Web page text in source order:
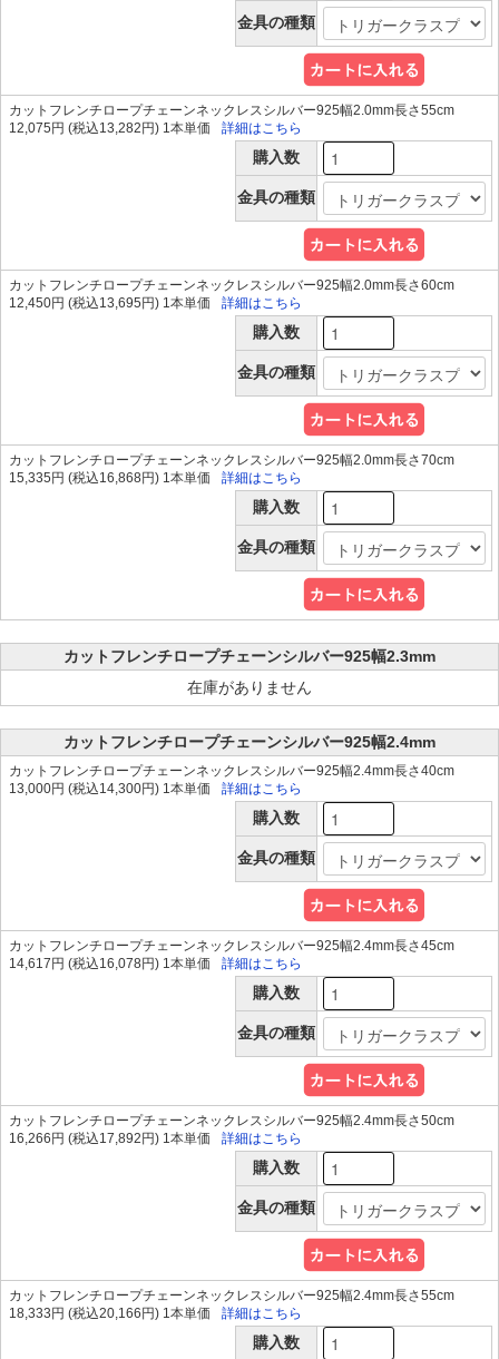
金具の種類
カットフレンチロープチェーンネックレスシルバー925幅2.0mm長さ55cm
12,075円 (税込13,282円) 1本単価
詳細はこちら
購入数
金具の種類
カットフレンチロープチェーンネックレスシルバー925幅2.0mm長さ60cm
12,450円 (税込13,695円) 1本単価
詳細はこちら
購入数
金具の種類
カットフレンチロープチェーンネックレスシルバー925幅2.0mm長さ70cm
15,335円 (税込16,868円) 1本単価
詳細はこちら
購入数
金具の種類
カットフレンチロープチェーンシルバー925幅2.3mm
在庫がありません
カットフレンチロープチェーンシルバー925幅2.4mm
カットフレンチロープチェーンネックレスシルバー925幅2.4mm長さ40cm
13,000円 (税込14,300円) 1本単価
詳細はこちら
購入数
金具の種類
カットフレンチロープチェーンネックレスシルバー925幅2.4mm長さ45cm
14,617円 (税込16,078円) 1本単価
詳細はこちら
購入数
金具の種類
カットフレンチロープチェーンネックレスシルバー925幅2.4mm長さ50cm
16,266円 (税込17,892円) 1本単価
詳細はこちら
購入数
金具の種類
カットフレンチロープチェーンネックレスシルバー925幅2.4mm長さ55cm
18,333円 (税込20,166円) 1本単価
詳細はこちら
購入数